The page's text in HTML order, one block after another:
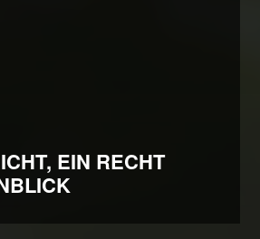
EIN RECHT